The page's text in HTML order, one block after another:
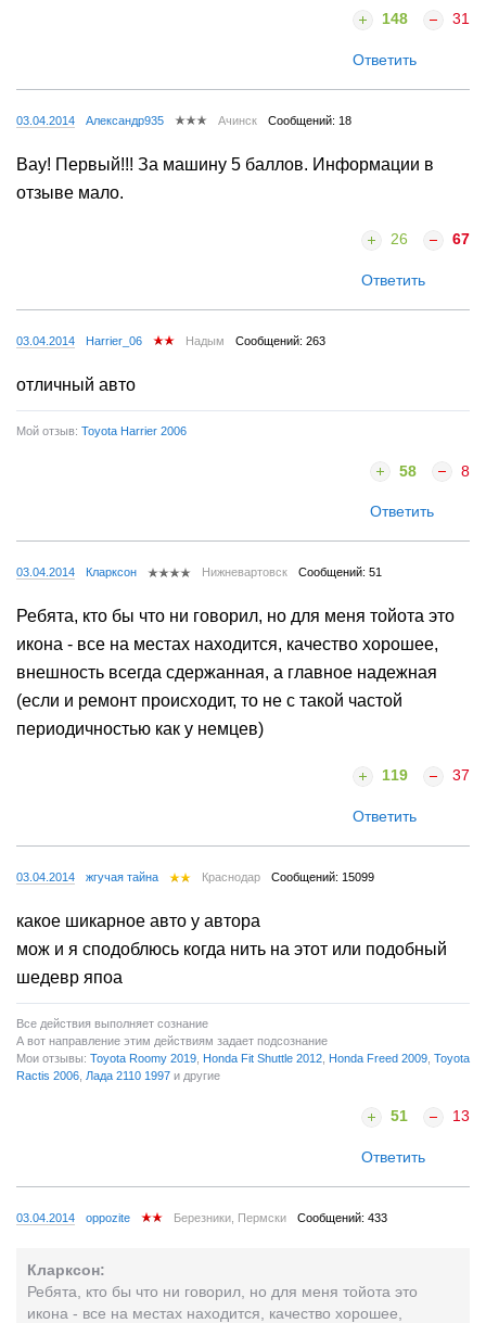
148 31
Ответить
03.04.2014 Александр935 Ачинск Сообщений: 18
Вау! Первый!!! За машину 5 баллов. Информации в
отзыве мало.
26 67
Ответить
03.04.2014 Harrier_06 Надым Сообщений: 263
отличный авто
Мой отзыв: Toyota Harrier 2006
58 8
Ответить
03.04.2014 Кларксон Нижневартовск Сообщений: 51
Ребята, кто бы что ни говорил, но для меня тойота это
икона - все на местах находится, качество хорошее,
внешность всегда сдержанная, а главное надежная
(если и ремонт происходит, то не с такой частой
периодичностью как у немцев)
119 37
Ответить
03.04.2014 жгучая тайна Краснодар Сообщений: 15099
какое шикарное авто у автора
мож и я сподоблюсь когда нить на этот или подобный
шедевр япоа
Все действия выполняет сознание
А вот направление этим действиям задает подсознание
Мои отзывы: Toyota Roomy 2019 Honda Fit Shuttle 2012 Honda Freed 2009 Toyota
Ractis 2006 Лада 2110 1997 и другие
51 13
Ответить
03.04.2014 oppozite Березники, Пермски Сообщений: 433
Кларксон:
Ребята, кто бы что ни говорил, но для меня тойота это
икона - все на местах находится, качество хорошее,